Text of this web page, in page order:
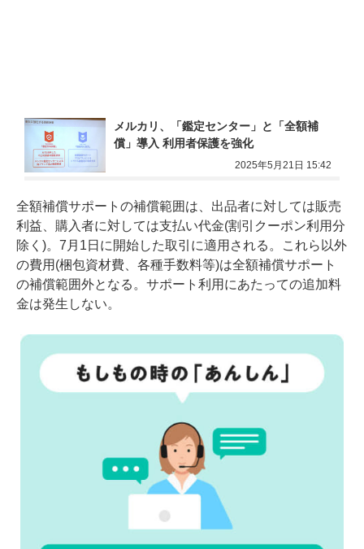
メルカリ、「鑑定センター」と「全額補
償」導入 利用者保護を強化
2025年5月21日 15:42
全額補償サポートの補償範囲は、出品者に対しては販売
利益、購入者に対しては支払い代金(割引クーポン利用分
除く)。7月1日に開始した取引に適用される。これら以外
の費用(梱包資材費、各種手数料等)は全額補償サポート
の補償範囲外となる。サポート利用にあたっての追加料
金は発生しない。